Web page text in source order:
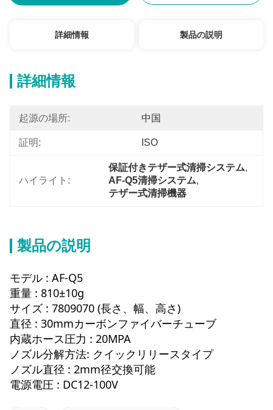
詳細情報 製品の説明
詳細情報
起源の場所: 中国
証明: ISO
ハイライト:
保証付きテザー式清掃システム,
AF-Q5清掃システム,
テザー式清掃機器
製品の説明
モデル : AF-Q5
重量 : 810±10g
サイズ : 7809070 (長さ、幅、高さ)
直径 : 30mmカーボンファイバーチューブ
内蔵ホース圧力 : 20MPA
ノズル分解方法: クイックリリースタイプ
ノズル直径 : 2mm径交換可能
電源電圧 : DC12-100V